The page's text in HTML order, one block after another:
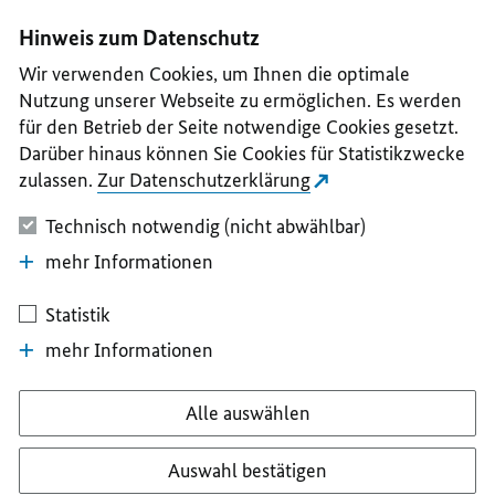
II
III
IV
V
Hinweis zum Datenschutz
Wir verwenden Cookies, um Ihnen die optimale
Nutzung unserer Webseite zu ermöglichen. Es werden
für den Betrieb der Seite notwendige Cookies gesetzt.
Darüber hinaus können Sie Cookies für Statistikzwecke
zulassen. Zur Datenschutzerklärung
Technisch notwendig (nicht abwählbar)
mehr Informationen
Statistik
mehr Informationen
Alle auswählen
Auswahl bestätigen